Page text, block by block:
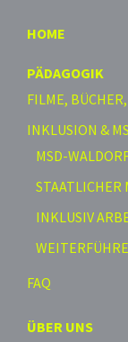
HOME
PÄDAGOGIK
FILME,
INKLUSION &
MSD-
STAATLICHER
INKLUSIV
FAQ
ÜBER UNS